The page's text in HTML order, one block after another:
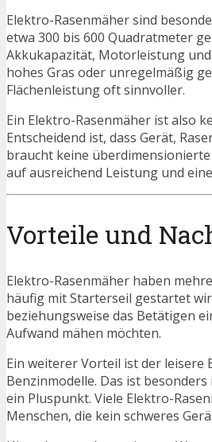
Elektro-Rasenmäher sind
etwa 300 bis 600 Quadratmeter
Akkukapazität, Motorleistung
hohes Gras oder unregelmäßig
Flächenleistung oft sinnvoller.
Ein Elektro-Rasenmäher ist also
Entscheidend ist, dass Gerät,
braucht keine
auf ausreichend Leistung und
Vorteile und
Elektro-Rasenmäher haben
häufig mit Starterseil gestartet
beziehungsweise das Betätigen
Aufwand mähen möchten.
Ein weiterer Vorteil ist der leisere
Benzinmodelle. Das ist
ein Pluspunkt. Viele Elektro-
Menschen, die kein schweres